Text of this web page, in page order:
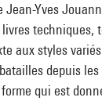
Jean-Yves
techniques,
aux styles
depuis
qui est